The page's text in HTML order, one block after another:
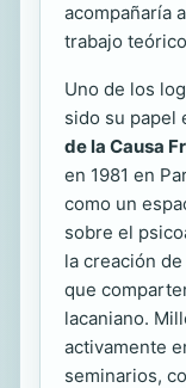
acompañaría
trabajo
Uno de los
sido su papel
de la Causa
en 1981 en
como un
sobre el
la creación
que
lacaniano.
activamente
seminarios,